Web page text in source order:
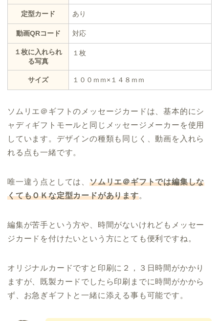
定型カード あり
動画QRコード 対応
１枚に入れられ
る写真
１枚
サイズ １００ｍｍ×１４８ｍｍ
ソムリエ＠ギフトのメッセージカードは、基本的にシ
ャディギフトモールと同じメッセージメーカーを使用
しています。デザインの種類も同じく、動画を入れら
れる点も一緒です。
唯一違う点としては、 ソムリエ＠ギフトでは編集しな
くてもＯＫな定型カードがあります。
編集が苦手という方や、時間がないけれどもメッセー
ジカードを付けたいという方にとても便利ですね。
オリジナルカードですと印刷に２，３日時間がかかり
ますが、既製カードでしたら印刷までに時間がかから
ず、お急ぎギフトと一緒に添える事も可能です。